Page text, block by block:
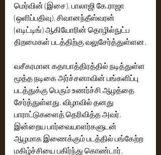
மெர்வின் (இசை), பாலாஜி கே.ராஜா
(ஒளிப்பதிவு), சிவானந்தீஸ்வரன்
(எடிட்டிங்) ஆகியோரின் தொழில்நுட்ப
திறமைகள் படத்திற்கு வலுசேர்த்துள்ளன.
வசீகரமான கதாபாத்திரத்தில் நடித்துள்ள
மூத்த நடிகை அர்ச்சனாவின் பங்களிப்பு
படத்துக்கு பெரும் உணர்ச்சி ஆழத்தை
சேர்த்துள்ளது. விழாவில் தனது
பாராட்டுகளைத் தெரிவித்த அவர்,
இன்றைய பார்வையாளர்களுடன்
ஆழமாக இணைக்கும் படத்தில் பங்கேற்ற
மகிழ்ச்சியை பகிர்ந்து கொண்டார்.